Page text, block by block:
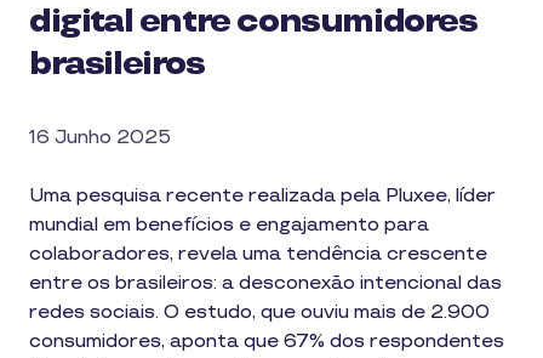
digital entre consumidores
brasileiros
16 Junho 2025
Uma pesquisa recente realizada pela Pluxee, líder
mundial em benefícios e engajamento para
colaboradores, revela uma tendência crescente
entre os brasileiros: a desconexão intencional das
redes sociais. O estudo, que ouviu mais de 2.900
consumidores, aponta que 67% dos respondentes